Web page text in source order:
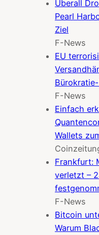
Überall
Pearl
Ziel
F-News
EU
F-News
Einfach
Wallets
Frankfurt:
verletzt –
F-News
Bitcoin
Warum